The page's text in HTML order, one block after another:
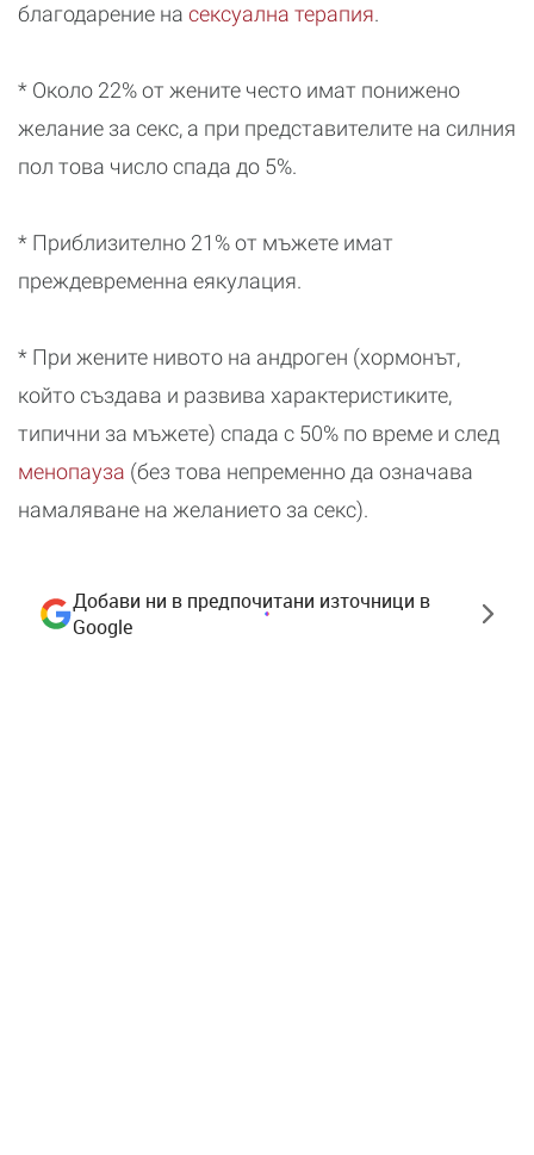
благодарение на сексуална терапия.
* Около 22% от жените често имат понижено
желание за секс, а при представителите на силния
пол това число спада до 5%.
* Приблизително 21% от мъжете имат
преждевременна еякулация.
* При жените нивото на андроген (хормонът,
който създава и развива характеристиките,
типични за мъжете) спада с 50% по време и след
менопауза (без това непременно да означава
намаляване на желанието за секс).
Добави ни в предпочитани източници в
Google